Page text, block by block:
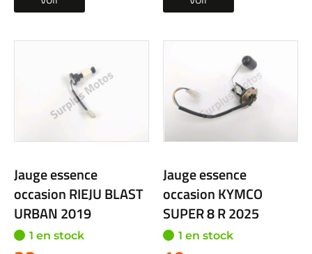
Jauge essence
occasion RIEJU BLAST
URBAN 2019
1 en stock
Jauge essence
occasion KYMCO
SUPER 8 R 2025
1 en stock